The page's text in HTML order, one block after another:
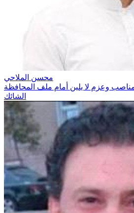
محسن الملاحي
وعزم لا يلين أمام ملف المحافظة
الشائك